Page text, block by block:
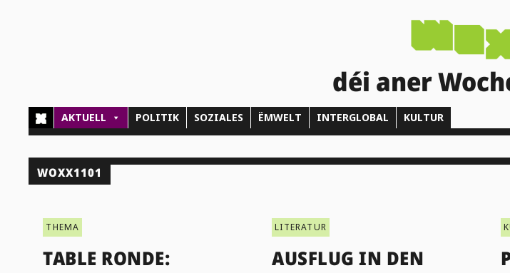
déi aner
AKTUELL POLITIK SOZIALES ËMWELT INTERGLOBAL KULTUR
WOXX1101
THEMA
TABLE RONDE:
LITERATUR
AUSFLUG IN DEN